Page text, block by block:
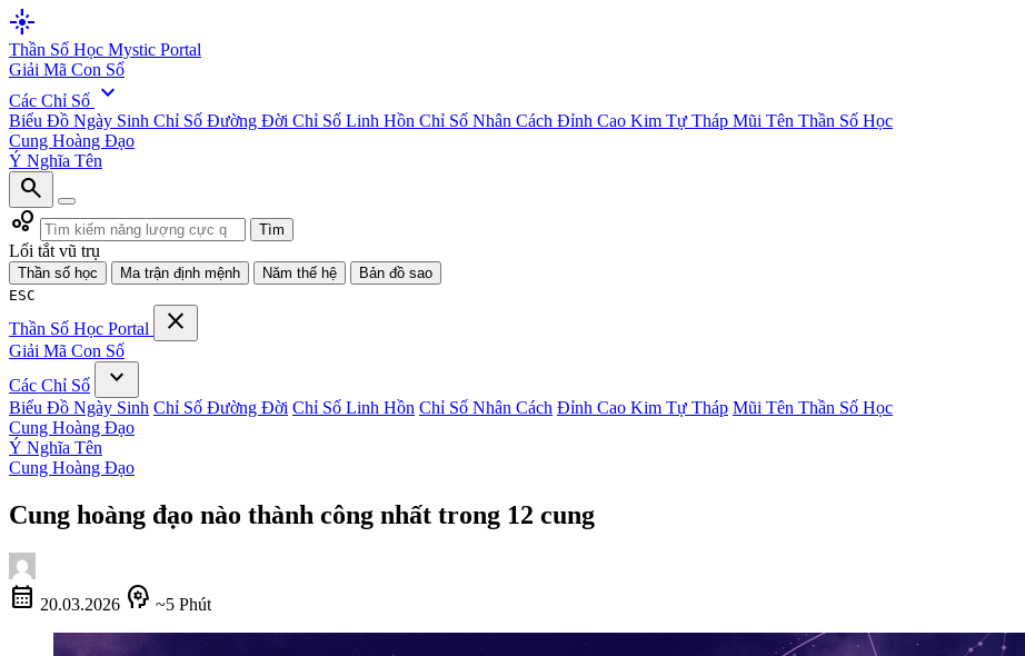
flare
Thần Số Học Mystic Portal
Giải Mã Con Số
Các Chỉ Số expand_more
Biểu Đồ Ngày Sinh Chỉ Số Đường Đời Chỉ Số Linh Hồn Chỉ Số Nhân Cách Đỉnh Cao Kim Tự Tháp Mũi Tên Thần Số Học
Cung Hoàng Đạo
Ý Nghĩa Tên
search
bubble_chart
Tìm
Lối tắt vũ trụ
Thần số học Ma trận định mệnh Năm thế hệ
Bản đồ sao
ESC
Thần Số Học Portal close
Giải Mã Con Số
Các Chỉ Số
expand_more
Biểu Đồ Ngày Sinh Chỉ Số Đường Đời Chỉ Số Linh Hồn Chỉ Số Nhân Cách Đỉnh Cao Kim Tự Tháp Mũi Tên Thần Số Học
Cung Hoàng Đạo
Ý Nghĩa Tên
Cung Hoàng Đạo
Cung hoàng đạo nào thành công nhất trong 12 cung
calendar_month 20.03.2026 psychology ~5 Phút